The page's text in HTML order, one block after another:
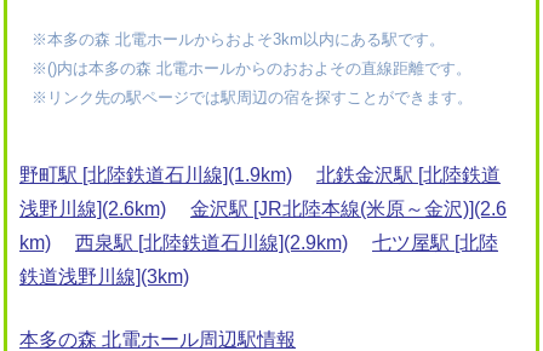
※本多の森 北電ホールからおよそ3km以内にある駅です。
※()内は本多の森 北電ホールからのおおよその直線距離です。
※リンク先の駅ページでは駅周辺の宿を探すことができます。
野町駅 [北陸鉄道石川線](1.9km)
北鉄金沢駅 [北陸鉄道
浅野川線](2.6km)
金沢駅 [JR北陸本線(米原～金沢)](2.6
km)
西泉駅 [北陸鉄道石川線](2.9km)
七ツ屋駅 [北陸
鉄道浅野川線](3km)
本多の森 北電ホール周辺駅情報